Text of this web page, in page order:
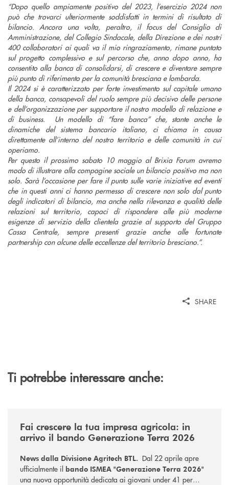
“Dopo quello ampiamente positivo del 2023, l’esercizio 2024 non
può che trovarci ulteriormente soddisfatti in termini di risultato di
bilancio. Ancora una volta, peraltro, il focus del Consiglio di
Amministrazione, del Collegio Sindacale, della Direzione e dei nostri
400 collaboratori ai quali va il mio ringraziamento, rimane puntato
sul progetto complessivo e sul percorso che, anno dopo anno, ha
consentito alla banca di consolidarsi, di crescere e diventare sempre
più punto di riferimento per la comunità bresciana e lombarda.
Il 2024 si è caratterizzato per forte investimento sul capitale umano
della banca, consapevoli del ruolo sempre più decisivo delle persone
e dell’organizzazione per supportare il nostro modello di relazione e
di business. Un modello di “fare banca” che, stante anche le
dinamiche del sistema bancario italiano, ci chiama in causa
direttamente all’interno del nostro territorio e delle comunità in cui
operiamo.
Per questo il prossimo sabato 10 maggio al Brixia Forum avremo
modo di illustrare alla compagine sociale un bilancio positivo ma non
solo. Sarà l’occasione per fare il punto sulle varie iniziative ed eventi
che in questi anni ci hanno permesso di crescere non solo dal punto
degli indicatori di bilancio, ma anche nella rilevanza e qualità delle
relazioni sul territorio, capaci di rispondere alle più moderne
esigenze di servizio della clientela grazie al supporto del Gruppo
Cassa Centrale, sempre presenti grazie anche alle fortunate
partnership con alcune delle eccellenze del territorio bresciano.”.
SHARE
Ti potrebbe interessare anche:
Fai crescere la tua impresa agricola: in
arrivo il bando Generazione Terra 2026
News dalla Divisione Agritech BTL. Dal 22 aprile apre
ufficialmente il bando ISMEA "Generazione Terra 2026"
una nuova opportunità dedicata ai giovani under 41 per